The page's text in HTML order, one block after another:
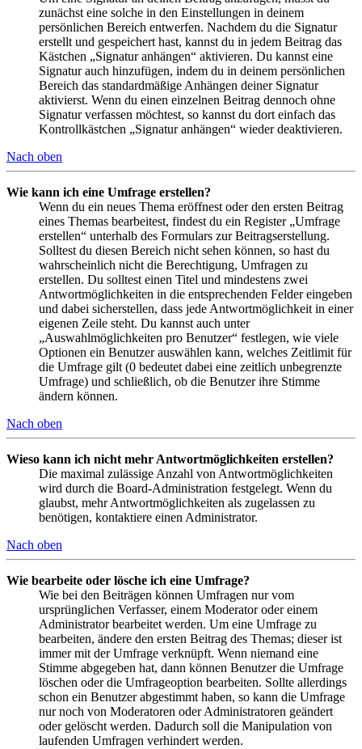
zunächst eine solche in den Einstellungen in deinem
persönlichen Bereich entwerfen. Nachdem du die Signatur
erstellt und gespeichert hast, kannst du in jedem Beitrag das
Kästchen „Signatur anhängen“ aktivieren. Du kannst eine
Signatur auch hinzufügen, indem du in deinem persönlichen
Bereich das standardmäßige Anhängen deiner Signatur
aktivierst. Wenn du einen einzelnen Beitrag dennoch ohne
Signatur verfassen möchtest, so kannst du dort einfach das
Kontrollkästchen „Signatur anhängen“ wieder deaktivieren.
Nach oben
Wie kann ich eine Umfrage erstellen?
Wenn du ein neues Thema eröffnest oder den ersten Beitrag
eines Themas bearbeitest, findest du ein Register „Umfrage
erstellen“ unterhalb des Formulars zur Beitragserstellung.
Solltest du diesen Bereich nicht sehen können, so hast du
wahrscheinlich nicht die Berechtigung, Umfragen zu
erstellen. Du solltest einen Titel und mindestens zwei
Antwortmöglichkeiten in die entsprechenden Felder eingeben
und dabei sicherstellen, dass jede Antwortmöglichkeit in einer
eigenen Zeile steht. Du kannst auch unter
„Auswahlmöglichkeiten pro Benutzer“ festlegen, wie viele
Optionen ein Benutzer auswählen kann, welches Zeitlimit für
die Umfrage gilt (0 bedeutet dabei eine zeitlich unbegrenzte
Umfrage) und schließlich, ob die Benutzer ihre Stimme
ändern können.
Nach oben
Wieso kann ich nicht mehr Antwortmöglichkeiten erstellen?
Die maximal zulässige Anzahl von Antwortmöglichkeiten
wird durch die Board-Administration festgelegt. Wenn du
glaubst, mehr Antwortmöglichkeiten als zugelassen zu
benötigen, kontaktiere einen Administrator.
Nach oben
Wie bearbeite oder lösche ich eine Umfrage?
Wie bei den Beiträgen können Umfragen nur vom
ursprünglichen Verfasser, einem Moderator oder einem
Administrator bearbeitet werden. Um eine Umfrage zu
bearbeiten, ändere den ersten Beitrag des Themas; dieser ist
immer mit der Umfrage verknüpft. Wenn niemand eine
Stimme abgegeben hat, dann können Benutzer die Umfrage
löschen oder die Umfrageoption bearbeiten. Sollte allerdings
schon ein Benutzer abgestimmt haben, so kann die Umfrage
nur noch von Moderatoren oder Administratoren geändert
oder gelöscht werden. Dadurch soll die Manipulation von
laufenden Umfragen verhindert werden.